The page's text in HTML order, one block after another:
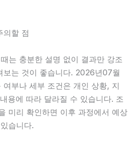
의할 점
는 충분한 설명 없이 결과만 강조
보는 것이 좋습니다. 2026년07월
부나 세부 조건은 개인 상황, 지
용에 따라 달라질 수 있습니다. 조
미리 확인하면 이후 과정에서 예상
습니다.